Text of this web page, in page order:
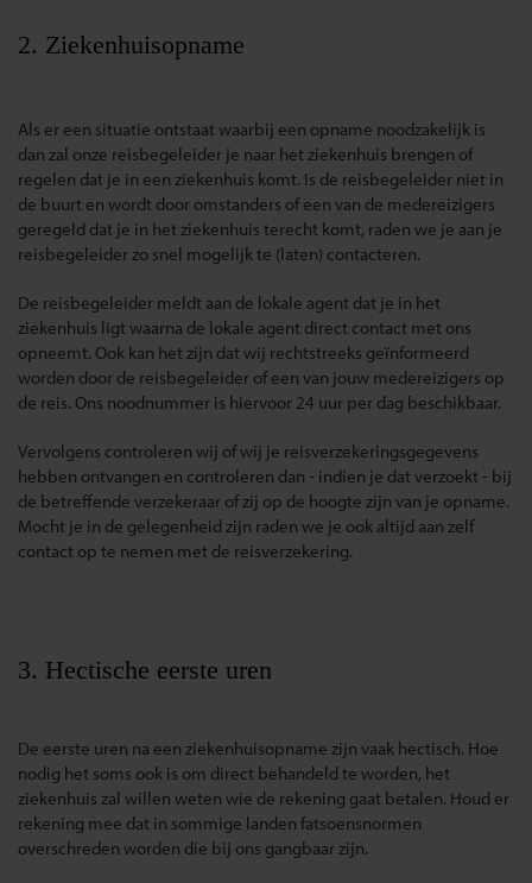
2. Ziekenhuisopname
Als er een situatie ontstaat waarbij een opname noodzakelijk is
dan zal onze reisbegeleider je naar het ziekenhuis brengen of
regelen dat je in een ziekenhuis komt. Is de reisbegeleider niet in
de buurt en wordt door omstanders of een van de medereizigers
geregeld dat je in het ziekenhuis terecht komt, raden we je aan je
reisbegeleider zo snel mogelijk te (laten) contacteren.
De reisbegeleider meldt aan de lokale agent dat je in het
ziekenhuis ligt waarna de lokale agent direct contact met ons
opneemt. Ook kan het zijn dat wij rechtstreeks geïnformeerd
worden door de reisbegeleider of een van jouw medereizigers op
de reis. Ons noodnummer is hiervoor 24 uur per dag beschikbaar.
Vervolgens controleren wij of wij je reisverzekeringsgegevens
hebben ontvangen en controleren dan - indien je dat verzoekt - bij
de betreffende verzekeraar of zij op de hoogte zijn van je opname.
Mocht je in de gelegenheid zijn raden we je ook altijd aan zelf
contact op te nemen met de reisverzekering.
3. Hectische eerste uren
De eerste uren na een ziekenhuisopname zijn vaak hectisch. Hoe
nodig het soms ook is om direct behandeld te worden, het
ziekenhuis zal willen weten wie de rekening gaat betalen. Houd er
rekening mee dat in sommige landen fatsoensnormen
overschreden worden die bij ons gangbaar zijn.